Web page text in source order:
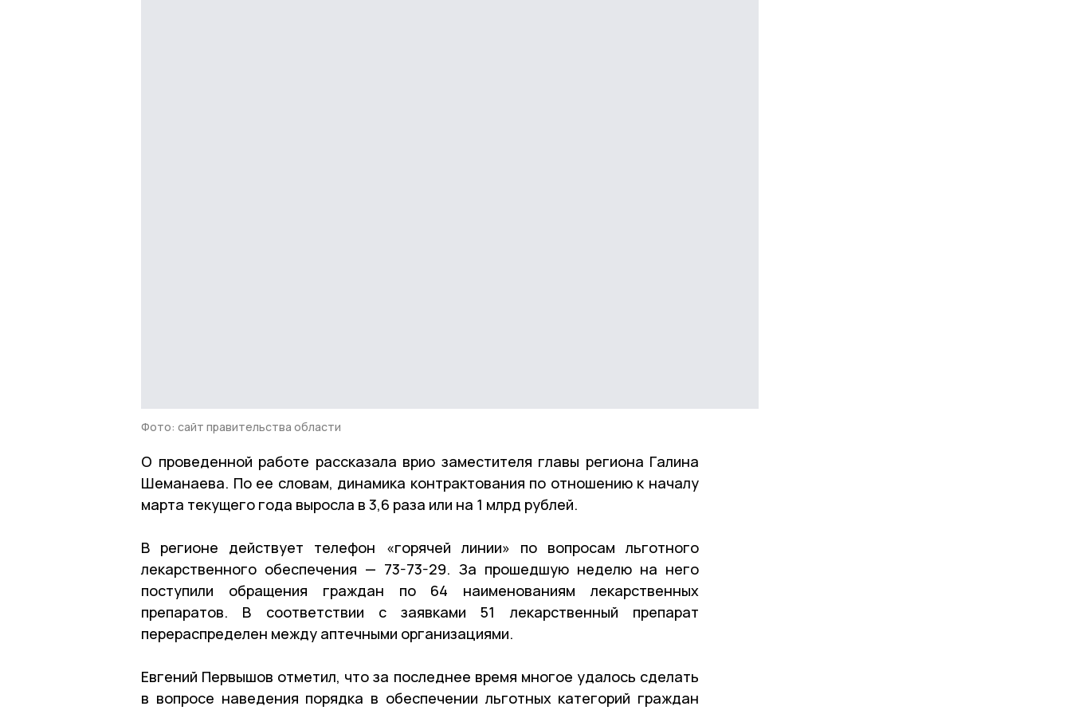
Фото: сайт правительства области
О проведенной работе рассказала врио заместителя главы региона Галина
Шеманаева. По ее словам, динамика контрактования по отношению к началу
марта текущего года выросла в 3,6 раза или на 1 млрд рублей.
В регионе действует телефон «горячей линии» по вопросам льготного
лекарственного обеспечения — 73-73-29. За прошедшую неделю на него
поступили обращения граждан по 64 наименованиям лекарственных
препаратов. В соответствии с заявками 51 лекарственный препарат
перераспределен между аптечными организациями.
Евгений Первышов отметил, что за последнее время многое удалось сделать
в вопросе наведения порядка в обеспечении льготных категорий граждан